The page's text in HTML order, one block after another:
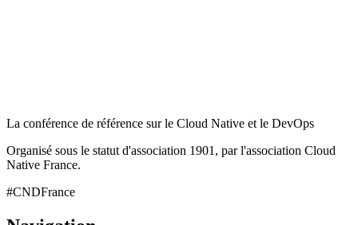
La conférence de référence sur le Cloud Native et le DevOps
Organisé sous le statut d'association 1901, par l'association Cloud
Native France.
#CNDFrance